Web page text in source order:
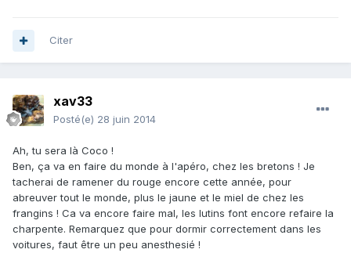
Citer
xav33
Posté(e) 28 juin 2014
Ah, tu sera là Coco !
Ben, ça va en faire du monde à l'apéro, chez les bretons ! Je
tacherai de ramener du rouge encore cette année, pour
abreuver tout le monde, plus le jaune et le miel de chez les
frangins ! Ca va encore faire mal, les lutins font encore refaire la
charpente. Remarquez que pour dormir correctement dans les
voitures, faut être un peu anesthesié !